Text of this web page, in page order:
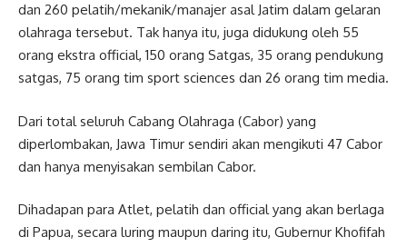
dan 260 pelatih/mekanik/manajer asal Jatim dalam gelaran
olahraga tersebut. Tak hanya itu, juga didukung oleh 55
orang ekstra official, 150 orang Satgas, 35 orang pendukung
satgas, 75 orang tim sport sciences dan 26 orang tim media.
Dari total seluruh Cabang Olahraga (Cabor) yang
diperlombakan, Jawa Timur sendiri akan mengikuti 47 Cabor
dan hanya menyisakan sembilan Cabor.
Dihadapan para Atlet, pelatih dan official yang akan berlaga
di Papua, secara luring maupun daring itu, Gubernur Khofifah